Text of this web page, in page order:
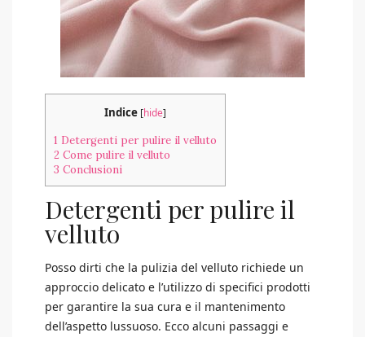
Indice [hide]
1 Detergenti per pulire il velluto
2 Come pulire il velluto
3 Conclusioni
Detergenti per pulire il
velluto
Posso dirti che la pulizia del velluto richiede un
approccio delicato e l’utilizzo di specifici prodotti
per garantire la sua cura e il mantenimento
dell’aspetto lussuoso. Ecco alcuni passaggi e